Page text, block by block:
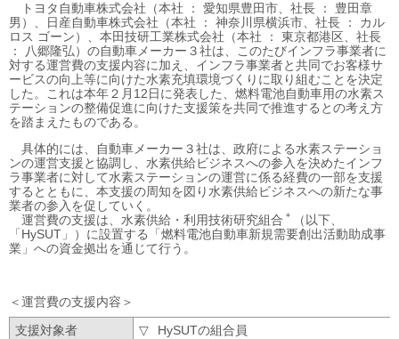
トヨタ自動車株式会社（本社 ： 愛知県豊田市、社長 ： 豊田章
男）、日産自動車株式会社（本社 ： 神奈川県横浜市、社長 ： カル
ロス ゴーン）、本田技研工業株式会社（本社 ： 東京都港区、社長
： 八郷隆弘）の自動車メーカー３社は、このたびインフラ事業者に
対する運営費の支援内容に加え、インフラ事業者と共同でお客様サ
ービスの向上等に向けた水素充填環境づくりに取り組むことを決定
した。これは本年２月12日に発表した、燃料電池自動車用の水素ス
テーションの整備促進に向けた支援策を共同で推進するとの考え方
を踏まえたものである。
具体的には、自動車メーカー３社は、政府による水素ステーショ
ンの運営支援と協調し、水素供給ビジネスへの参入を決めたインフ
ラ事業者に対して水素ステーションの運営に係る経費の一部を支援
するとともに、本支援の周知を図り水素供給ビジネスへの新たな事
業者の参入を促していく。
運営費の支援は、水素供給・利用技術研究組合 ＊
（以下、
「HySUT」）に設置する「燃料電池自動車新規需要創出活動助成事
業」への資金拠出を通じて行う。
運営費の支援内容
支援対象者
HySUTの組合員